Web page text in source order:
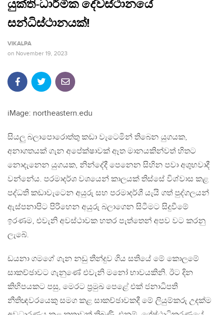
යුක්ති-ධාර්මික දේවස්ථානයේ
සන්ධිස්ථානයක්!
VIKALPA
on November 19, 2023
iMage: northeastern.edu
සියලු බලාපොරොත්තු කඩා වැටෙමින් තිබෙන යුගයක,
අනාගතයක් ගැන අපේක්ෂාවක් ඈත මානයකින්වත් හිතට
නොදැනෙන යුගයක, නින්දේදී පෙනෙන සිහින පවා අශුභවාදී
වන්නේය. පරමාදර්ශ වශයෙන් කාලයක් තිස්සේ විශ්වාස කළ
පද්ධති කඩාවැටෙන අයුරු සහ පරමාදර්ශී යැයි ගත් පුද්ගලයන්
ඇස්පනාපිට පිරිහෙන අයුරු බලාගෙන සිටීමට සිදුවීමේ
ඉරණම, එවැනි අවස්ථාවක හතර පැත්තෙන් අපව වට කරනු
ලැබේ.
ඩයනා ගමගේ ගැන නඩු තීන්දුව ගිය සතියේ මේ කොලමේ
සාකච්ඡාවට ගැනුණේ එවැනි මනෝ භාවයකිනි. ඊට දින
කිහිපයකට පසු, මෙරට ප්‍රමුඛ පෙළේ එක් ජනාධිපති
නීතිඥවරයෙකු සමග කළ සාකච්ඡාවකදී මේ ලියුම්කරු උදක්ම